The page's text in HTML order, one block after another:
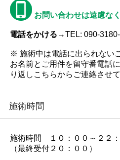
お問い合わせは遠慮なく
電話をかける→TEL: 090-
※ 施術中は電話に出られない
お名前とご用件を留守番電話
り返しこちらからご連絡させ
施術時間
施術時間 １０：００～２２
（最終受付２０：００）